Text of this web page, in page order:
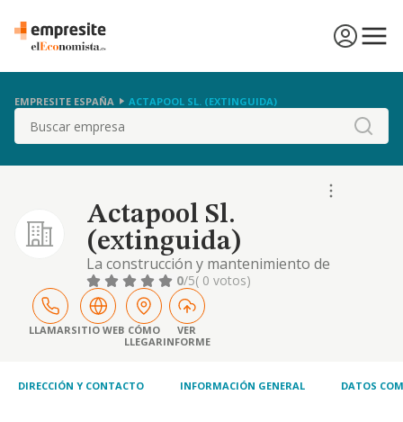
EMPRESITE ESPAÑA ACTAPOOL SL. (EXTINGUIDA)
Buscar
Actapool Sl.
(extinguida)
La construcción y mantenimiento de
piscinas; y la distribución y compraventa de
materiales para la construcción y
mantenimiento de piscinas
0/5( 0 votos)
LLAMARSITIO WEB CÓMO
LLEGAR
VER
INFORME
DIRECCIÓN Y CONTACTO INFORMACIÓN GENERAL DATOS